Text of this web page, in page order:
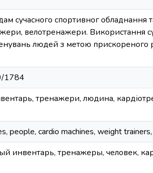
сучасного спортивног обладнання
велотренажери. Використання
людей з метою прискореного
1784
тренажери, людина,
people, cardio machines, weight
инвентарь, тренажеры, человек,